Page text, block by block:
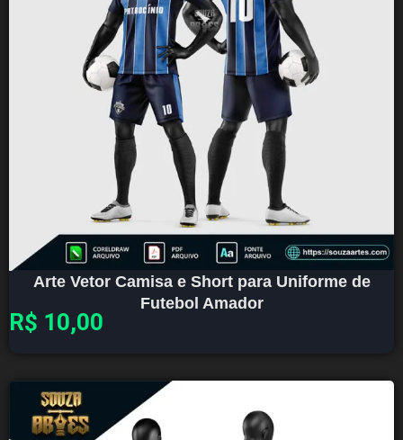
Arte Vetor Camisa e Short para Uniforme de
Futebol Amador
R$ 10,00